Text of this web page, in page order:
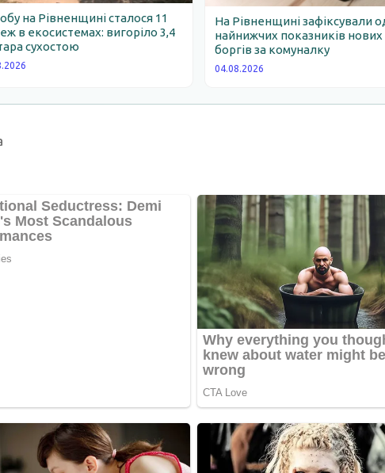
на Рівненщині сталося 11
в екосистемах: вигоріло 3,4
сухостою
На Рівненщині зафіксували
найнижчих показників нових
боргів за комуналку
04.08.2026